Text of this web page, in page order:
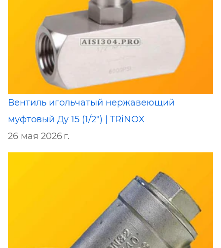
Вентиль игольчатый нержавеющий
муфтовый Ду 15 (1/2") | TRiNOX
26 мая 2026 г.